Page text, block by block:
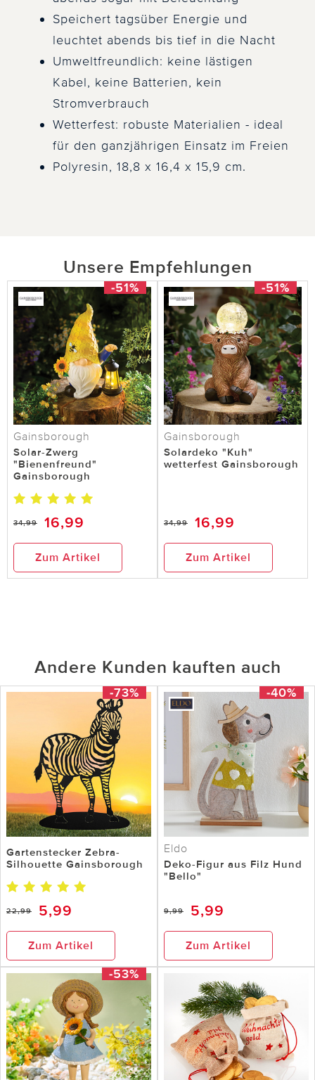
Speichert tagsüber Energie und
leuchtet abends bis tief in die Nacht
Umweltfreundlich: keine lästigen
Kabel, keine Batterien, kein
Stromverbrauch
Wetterfest: robuste Materialien - ideal
für den ganzjährigen Einsatz im Freien
Polyresin, 18,8 x 16,4 x 15,9 cm.
Unsere Empfehlungen
-51%
Gainsborough
Solar-Zwerg
"Bienenfreund"
Gainsborough
34,99 16,99
Zum Artikel
-51%
Gainsborough
Solardeko "Kuh"
wetterfest Gainsborough
34,99 16,99
Zum Artikel
Andere Kunden kauften auch
-73%
Gartenstecker Zebra-
Silhouette Gainsborough
22,99 5,99
Zum Artikel
-40%
Eldo
Deko-Figur aus Filz Hund
"Bello"
9,99 5,99
Zum Artikel
-53%